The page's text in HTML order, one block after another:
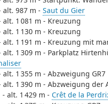
alt. 987 m - Saut du Gier
alt. 1 081 m - Kreuzung
alt. 1 130 m - Kreuzung
alt. 1 191 m - Kreuzung mit
alt. 1 309 m - Parkplatz
alt. 1 355 m - Abzweigung GR7
alt. 1 390 m - Abzweigung der
- alt. 1 429 m - Crêt de la